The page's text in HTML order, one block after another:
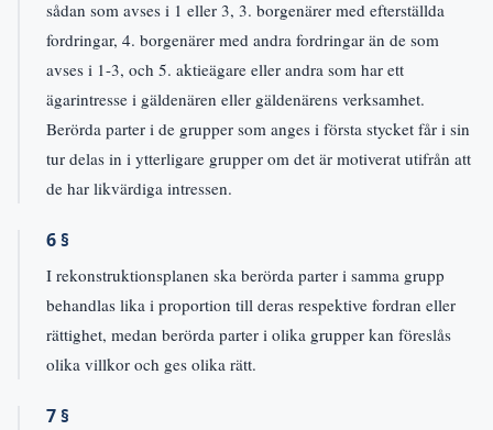
sådan som avses i 1 eller 3, 3. borgenärer med efterställda
fordringar, 4. borgenärer med andra fordringar än de som
avses i 1-3, och 5. aktieägare eller andra som har ett
ägarintresse i gäldenären eller gäldenärens verksamhet.
Berörda parter i de grupper som anges i första stycket får i sin
tur delas in i ytterligare grupper om det är motiverat utifrån att
de har likvärdiga intressen.
6 §
I rekonstruktionsplanen ska berörda parter i samma grupp
behandlas lika i proportion till deras respektive fordran eller
rättighet, medan berörda parter i olika grupper kan föreslås
olika villkor och ges olika rätt.
7 §